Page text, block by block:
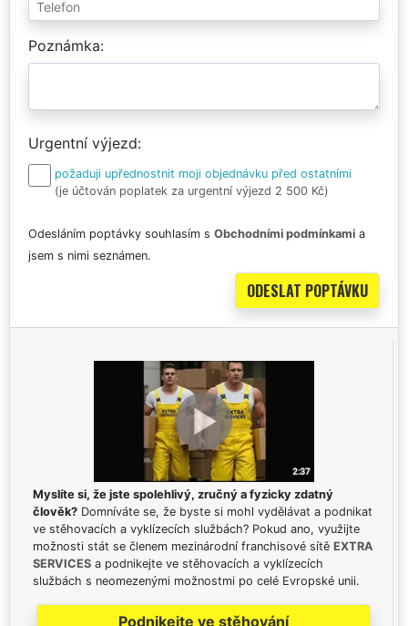
Poznámka
Urgentní výjezd
požaduji upřednostnit moji objednávku před ostatními
(je účtován poplatek za urgentní výjezd 2 500 Kč)
Odesláním poptávky souhlasím s Obchodními podmínkami a
jsem s nimi seznámen.
Myslíte si, že jste spolehlivý, zručný a fyzicky zdatný
člověk? Domníváte se, že byste si mohl vydělávat a podnikat
ve stěhovacích a vyklízecích službách? Pokud ano, využijte
možnosti stát se členem mezinárodní franchisové sítě EXTRA
SERVICES a podnikejte ve stěhovacích a vyklízecích
službách s neomezenými možnostmi po celé Evropské unii.
Podnikejte ve stěhování